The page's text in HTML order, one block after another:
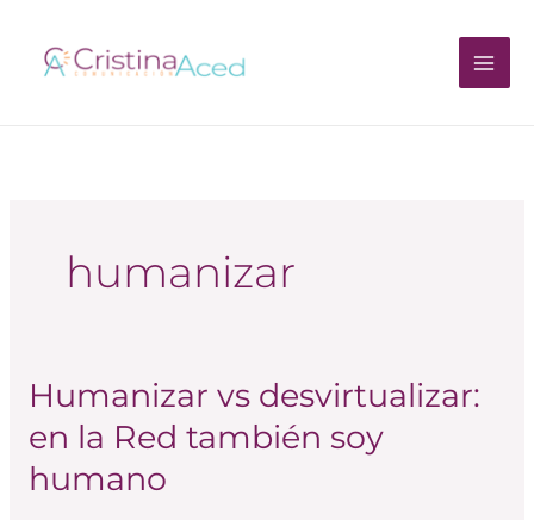
contenido
humanizar
Humanizar vs desvirtualizar:
en la Red también soy
humano
Humanizar
desvirtualizar:
en